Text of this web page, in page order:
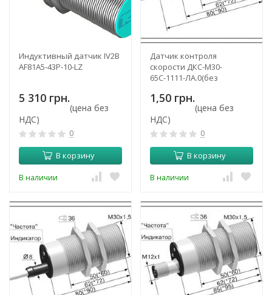
Индуктивный датчик IV2B
AF81A5-43P-10-LZ
5 310 грн.
(цена без
НДС)
0
В корзину
В наличии
Датчик контроля
скорости ДКС-М30-
65С-1111-ЛА.0(без
1,50 грн.
(цена без
НДС)
0
В корзину
В наличии